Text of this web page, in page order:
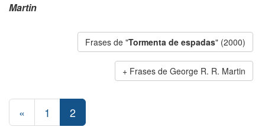
Martin
Frases de "Tormenta de espadas" (2000)
Frases de George R. R. Martin
« 1 2